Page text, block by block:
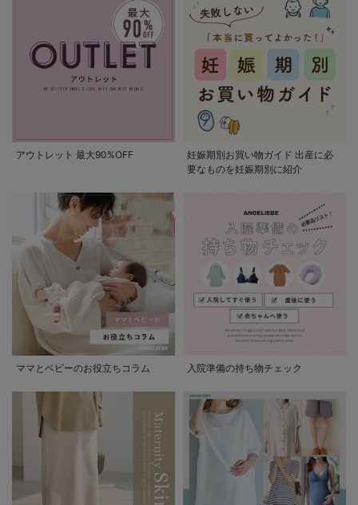
アウトレット 最大90%OFF
妊娠期別お買い物ガイド 出産に必
要なものを妊娠期別に紹介
ママとベビーのお役立ちコラム 入院準備の持ち物チェック